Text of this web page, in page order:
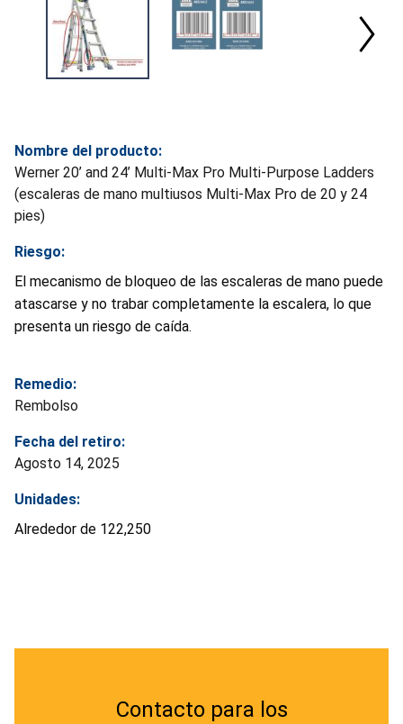
Nombre del producto:
Werner 20’ and 24’ Multi-Max Pro Multi-Purpose Ladders
(escaleras de mano multiusos Multi-Max Pro de 20 y 24
pies)
Riesgo:
El mecanismo de bloqueo de las escaleras de mano puede
atascarse y no trabar completamente la escalera, lo que
presenta un riesgo de caída.
Remedio:
Rembolso
Fecha del retiro:
Agosto 14, 2025
Unidades:
Alrededor de 122,250
Contacto para los